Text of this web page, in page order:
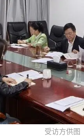
受访方供图